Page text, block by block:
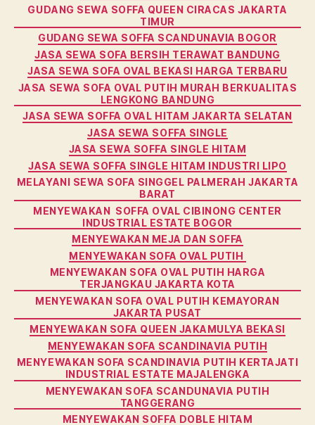
GUDANG SEWA SOFFA QUEEN CIRACAS JAKARTA
TIMUR
GUDANG SEWA SOFFA SCANDUNAVIA BOGOR
JASA SEWA SOFA BERSIH TERAWAT BANDUNG
JASA SEWA SOFA OVAL BEKASI HARGA TERBARU
JASA SEWA SOFA OVAL PUTIH MURAH BERKUALITAS
LENGKONG BANDUNG
JASA SEWA SOFFA OVAL HITAM JAKARTA SELATAN
JASA SEWA SOFFA SINGLE
JASA SEWA SOFFA SINGLE HITAM
JASA SEWA SOFFA SINGLE HITAM INDUSTRI LIPO
MELAYANI SEWA SOFA SINGGEL PALMERAH JAKARTA
BARAT
MENYEWAKAN SOFFA OVAL CIBINONG CENTER
INDUSTRIAL ESTATE BOGOR
MENYEWAKAN MEJA DAN SOFFA
MENYEWAKAN SOFA OVAL PUTIH
MENYEWAKAN SOFA OVAL PUTIH HARGA
TERJANGKAU JAKARTA KOTA
MENYEWAKAN SOFA OVAL PUTIH KEMAYORAN
JAKARTA PUSAT
MENYEWAKAN SOFA QUEEN JAKAMULYA BEKASI
MENYEWAKAN SOFA SCANDINAVIA PUTIH
MENYEWAKAN SOFA SCANDINAVIA PUTIH KERTAJATI
INDUSTRIAL ESTATE MAJALENGKA
MENYEWAKAN SOFA SCANDUNAVIA PUTIH
TANGGERANG
MENYEWAKAN SOFFA DOBLE HITAM